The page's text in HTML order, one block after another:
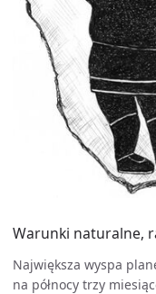
Warunki naturalne,
Największa wyspa
na północy trzy